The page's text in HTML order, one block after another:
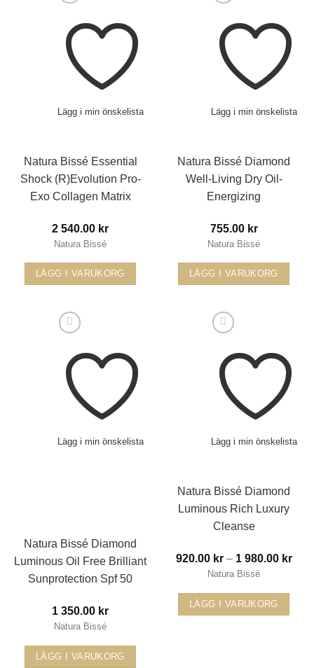
Lägg i min önskelista
Natura Bissé Essential
Shock (R)Evolution Pro-
Exo Collagen Matrix
2 540.00 kr
Natura Bissé
LÄGG I VARUKORG
Lägg i min önskelista
Natura Bissé Diamond
Well-Living Dry Oil-
Energizing
755.00 kr
Natura Bissé
LÄGG I VARUKORG
Lägg i min önskelista
Natura Bissé Diamond
Luminous Oil Free Brilliant
Sunprotection Spf 50
1 350.00 kr
Natura Bissé
LÄGG I VARUKORG
Lägg i min önskelista
Natura Bissé Diamond
Luminous Rich Luxury
Cleanse
920.00 kr – 1 980.00 kr
Natura Bissé
LÄGG I VARUKORG